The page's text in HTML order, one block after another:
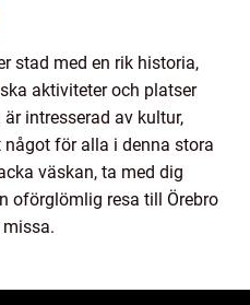
stad med en rik historia,
aktiviteter och platser
intresserad av kultur,
något för alla i denna stora
väskan, ta med dig
oförglömlig resa till Örebro